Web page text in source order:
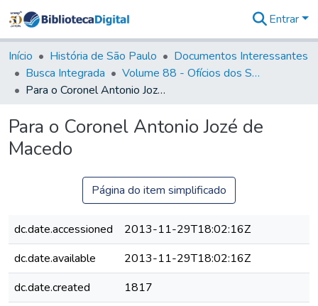
&
Coleções
Tudo na
Biblioteca
Estatísticas
Entrar
Início História de São Paulo
Documentos Interessantes
Busca Integrada
Volume 88 - Ofícios dos Senhores Governadores Interinos da Capitania de São Paulo (1817- 1819)
Para o Coronel Antonio Jozé de Macedo
Para o Coronel Antonio Jozé de
Macedo
Página do item simplificado
dc.date.accessioned
2013-11-29T18:02:16Z
dc.date.available
2013-11-29T18:02:16Z
dc.date.created
1817